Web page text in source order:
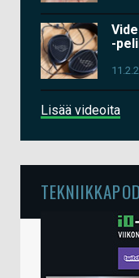
-
Lisää videoita